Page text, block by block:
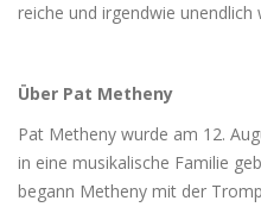
reiche und irgendwie
Über Pat Metheny
Pat Metheny wurde am 12.
in eine musikalische Familie
begann Metheny mit der